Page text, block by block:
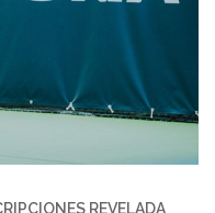
REVELADA